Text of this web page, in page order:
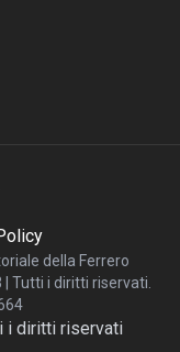
della Ferrero
| Tutti i diritti riservati.
i diritti riservati